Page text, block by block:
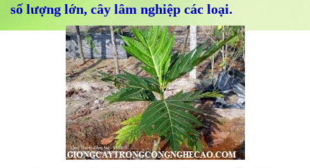
số lượng lớn, cây lâm nghiệp các loại.